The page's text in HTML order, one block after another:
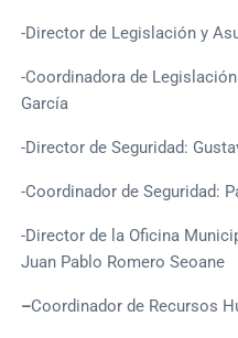
-Director de Legislación y
-Coordinadora de
García
-Director de Seguridad:
-Coordinador de Seguridad:
-Director de la Oficina
Juan Pablo Romero Seoane
–Coordinador de Recursos